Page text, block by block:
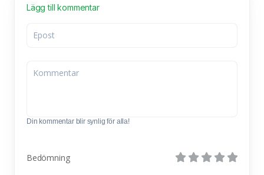
Lägg till kommentar
Din kommentar blir synlig för alla!
Bedömning